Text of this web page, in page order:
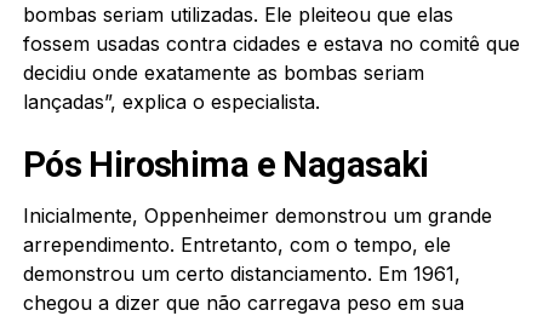
bombas seriam utilizadas. Ele pleiteou que elas
fossem usadas contra cidades e estava no comitê que
decidiu onde exatamente as bombas seriam
lançadas”, explica o especialista.
Pós Hiroshima e Nagasaki
Inicialmente, Oppenheimer demonstrou um grande
arrependimento. Entretanto, com o tempo, ele
demonstrou um certo distanciamento. Em 1961,
chegou a dizer que não carregava peso em sua